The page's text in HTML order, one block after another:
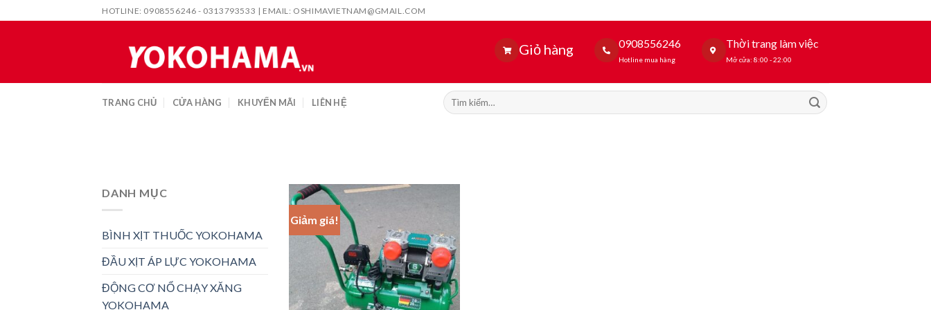
to
HOTLINE: 0908556246 - 0313793533 | EMAIL: OSHIMAVIETNAM@GMAIL.COM
Giỏ hàng 0908556246
Hotline mua hàng
Thời trang làm việc
Mở cửa: 8:00 - 22:00
TRANG CHỦ CỬA HÀNG KHUYẾN MÃI LIÊN HỆ
Tìm
kiếm:
DANH MỤC
BÌNH XỊT THUỐC YOKOHAMA
ĐẦU XỊT ÁP LỰC YOKOHAMA
ĐỘNG CƠ NỔ CHẠY XĂNG
YOKOHAMA
Giảm giá!